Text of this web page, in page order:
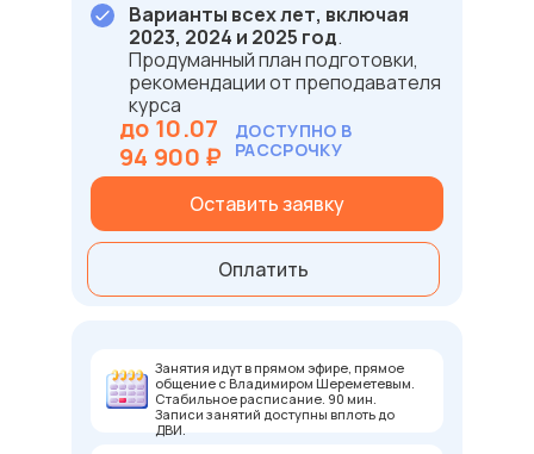
Оставить заявку
Оплатить
до 10.07
94 900 ₽
Варианты всех лет, включая
2023, 2024 и 2025 год.
Продуманный план подготовки,
рекомендации от преподавателя
курса
ДОСТУПНО В
РАССРОЧКУ
Занятия идут в прямом эфире, прямое
общение с Владимиром Шереметевым.
Стабильное расписание. 90 мин.
Записи занятий доступны вплоть до
ДВИ.